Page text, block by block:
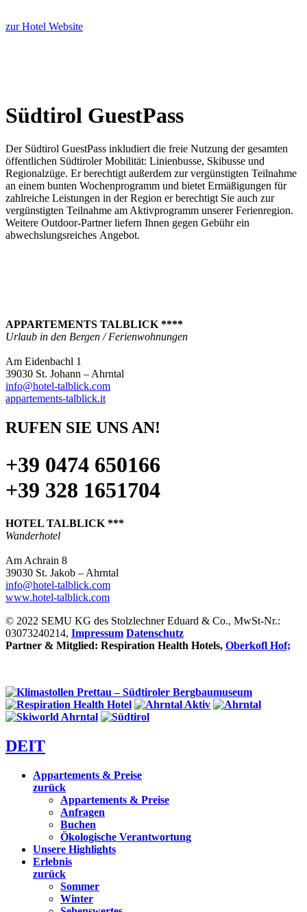
zur Hotel Website
Südtirol GuestPass
Der Südtirol GuestPass inkludiert die freie Nutzung der gesamten
öffentlichen Südtiroler Mobilität: Linienbusse, Skibusse und
Regionalzüge. Er berechtigt außerdem zur vergünstigten Teilnahme
an einem bunten Wochenprogramm und bietet Ermäßigungen für
zahlreiche Leistungen in der Region er berechtigt Sie auch zur
vergünstigten Teilnahme am Aktivprogramm unserer Ferienregion.
Weitere Outdoor-Partner liefern Ihnen gegen Gebühr ein
abwechslungsreiches Angebot.
APPARTEMENTS TALBLICK ****
Urlaub in den Bergen / Ferienwohnungen
Am Eidenbachl 1
39030 St. Johann – Ahrntal
info@hotel-talblick.com
appartements-talblick.it
RUFEN SIE UNS AN!
+39 0474 650166
+39 328 1651704
HOTEL TALBLICK ***
Wanderhotel
Am Achrain 8
39030 St. Jakob – Ahrntal
info@hotel-talblick.com
www.hotel-talblick.com
© 2022 SEMU KG des Stolzlechner Eduard & Co., MwSt-Nr.:
03073240214, Impressum Datenschutz
Partner & Mitglied: Respiration Health Hotels, Oberkofl Hof;
DEIT
Appartements & Preise
zurück
Appartements & Preise
Anfragen
Buchen
Ökologische Verantwortung
Unsere Highlights
Erlebnis
zurück
Sommer
Winter